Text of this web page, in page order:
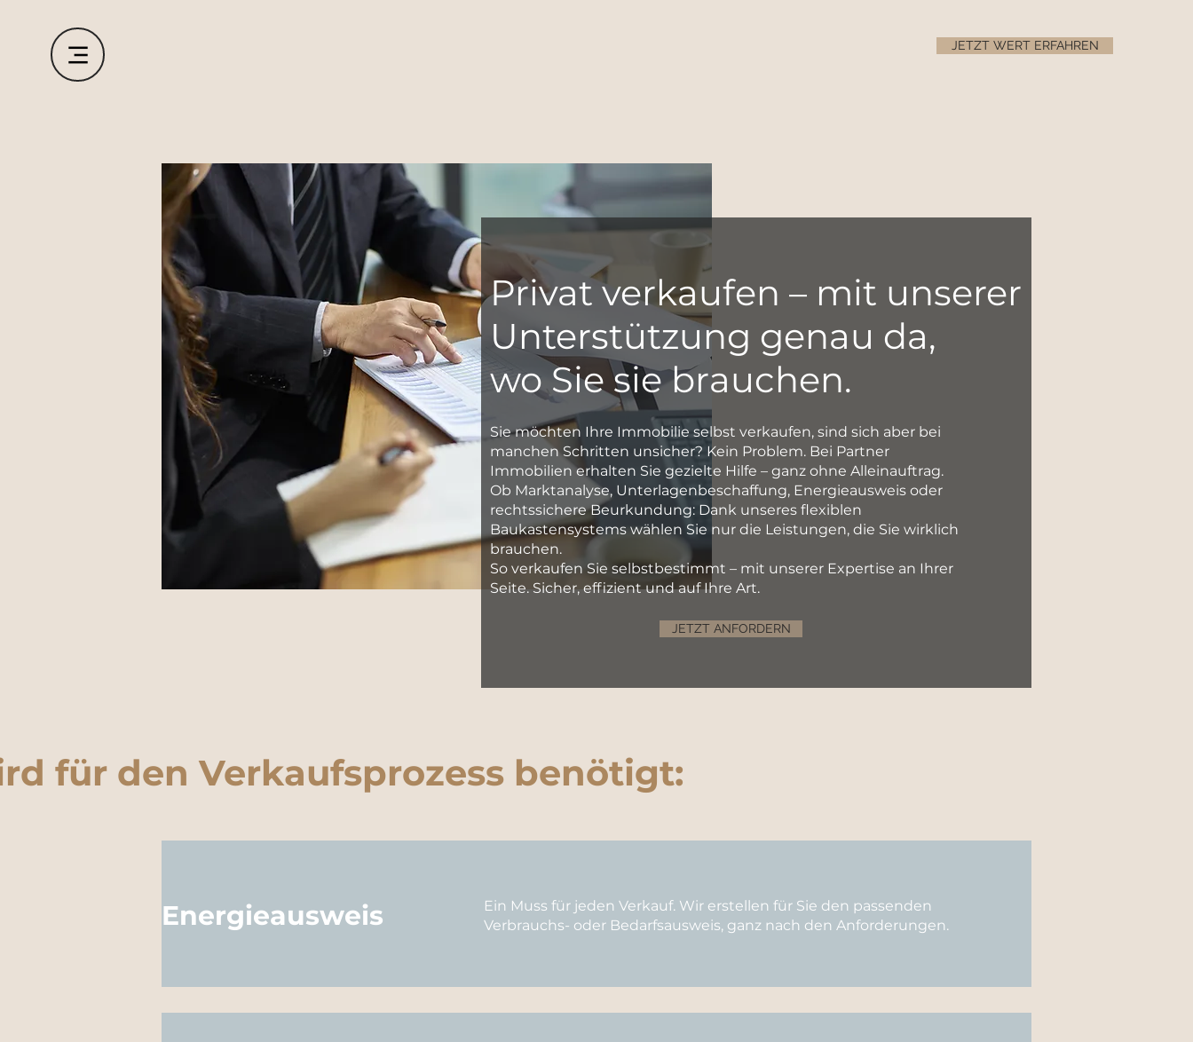
JETZT WERT ERFAHREN
Privat verkaufen – mit unserer
Unterstützung genau da,
wo Sie sie brauchen.
Sie möchten Ihre Immobilie selbst verkaufen, sind sich aber bei
manchen Schritten unsicher? Kein Problem. Bei Partner
Immobilien erhalten Sie gezielte Hilfe – ganz ohne Alleinauftrag.
Ob Marktanalyse, Unterlagenbeschaffung, Energieausweis oder
rechtssichere Beurkundung: Dank unseres flexiblen
Baukastensystems wählen Sie nur die Leistungen, die Sie wirklich
brauchen.
So verkaufen Sie selbstbestimmt – mit unserer Expertise an Ihrer
Seite. Sicher, effizient und auf Ihre Art.
JETZT ANFORDERN
für den Verkaufsprozess benötigt:
Energieausweis
Ein Muss für jeden Verkauf. Wir erstellen für Sie den passenden
Verbrauchs- oder Bedarfsausweis, ganz nach den Anforderungen.